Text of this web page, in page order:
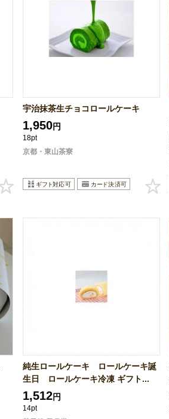
宇治抹茶生チョコロールケーキ
1,950円
18pt
京都・東山茶寮
純生ロールケーキ ロールケーキ誕
生日 ロールケーキ冷凍 ギフト...
1,512円
14pt